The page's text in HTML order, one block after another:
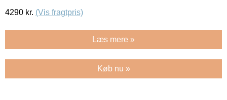
4290 kr. (Vis fragtpris)
Læs mere »
Køb nu »